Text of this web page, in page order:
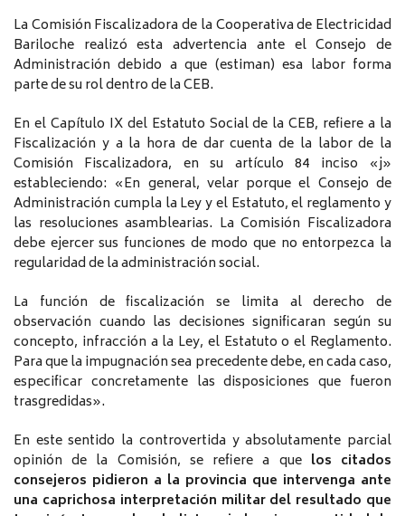
La Comisión Fiscalizadora de la Cooperativa de Electricidad
Bariloche realizó esta advertencia ante el Consejo de
Administración debido a que (estiman) esa labor forma
parte de su rol dentro de la CEB.
En el Capítulo IX del Estatuto Social de la CEB, refiere a la
Fiscalización y a la hora de dar cuenta de la labor de la
Comisión Fiscalizadora, en su artículo 84 inciso «j»
estableciendo: «En general, velar porque el Consejo de
Administración cumpla la Ley y el Estatuto, el reglamento y
las resoluciones asamblearias. La Comisión Fiscalizadora
debe ejercer sus funciones de modo que no entorpezca la
regularidad de la administración social.
La función de fiscalización se limita al derecho de
observación cuando las decisiones significaran según su
concepto, infracción a la Ley, el Estatuto o el Reglamento.
Para que la impugnación sea precedente debe, en cada caso,
especificar concretamente las disposiciones que fueron
trasgredidas».
En este sentido la controvertida y absolutamente parcial
opinión de la Comisión, se refiere a quelos citados
consejeros pidieron a la provincia que intervenga ante
una caprichosa interpretación militar del resultado que